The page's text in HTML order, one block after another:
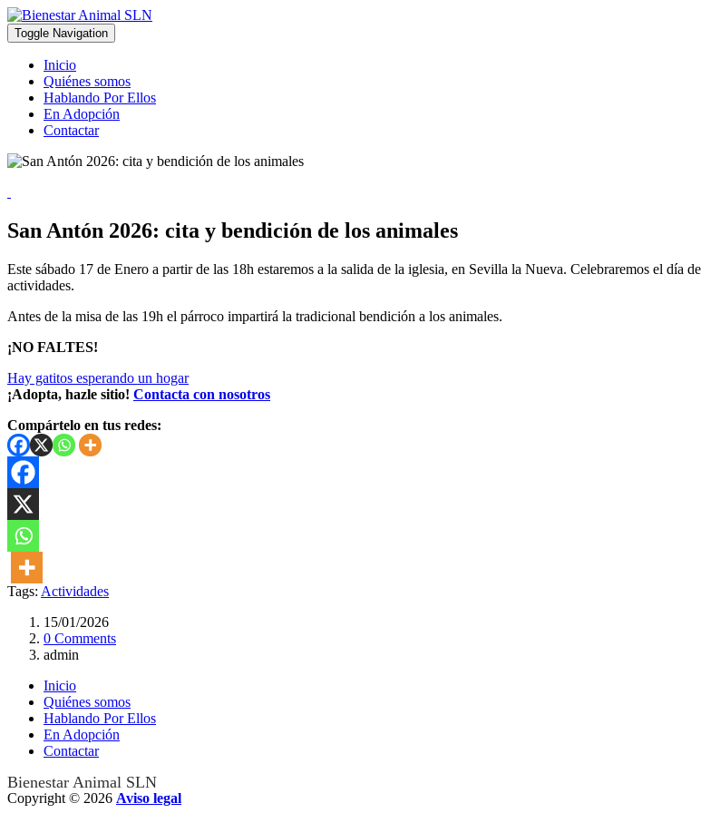
Toggle Navigation
Inicio
Quiénes somos
Hablando Por Ellos
En Adopción
Contactar
San Antón 2026: cita y bendición de los animales
Este sábado 17 de Enero a partir de las 18h estaremos a la salida de la iglesia, en Sevilla la Nueva. Celebraremos el
actividades.
Antes de la misa de las 19h el párroco impartirá la tradicional bendición a los animales.
¡NO FALTES!
Hay gatitos esperando un hogar
¡Adopta, hazle sitio! Contacta con nosotros
Compártelo en tus redes:
Tags: Actividades
15/01/2026
0 Comments
admin
Inicio
Quiénes somos
Hablando Por Ellos
En Adopción
Contactar
Bienestar Animal SLN
Copyright © 2026 Aviso legal